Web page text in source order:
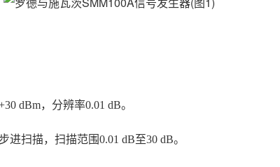
dBm，分辨率0.01 dB。
进扫描，扫描范围0.01 dB至30 dB。